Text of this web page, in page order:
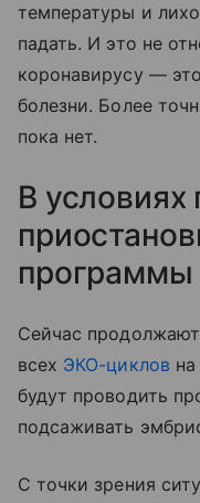
температуры и
падать. И это не
коронавирусу —
болезни. Более
пока нет.
В условиях
Сейчас
всех ЭКО-циклов
будут проводить
подсаживать
С точки зрения